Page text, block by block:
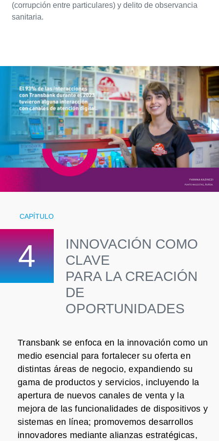
(corrupción entre particulares) y delito de observancia
sanitaria.
CAPÍTULO
4
INNOVACIÓN COMO
CLAVE
PARA LA CREACIÓN
DE
OPORTUNIDADES
Transbank se enfoca en la innovación como un
medio esencial para fortalecer su oferta en
distintas áreas de negocio, expandiendo su
gama de productos y servicios, incluyendo la
apertura de nuevos canales de venta y la
mejora de las funcionalidades de dispositivos y
sistemas en línea; promovemos desarrollos
innovadores mediante alianzas estratégicas,